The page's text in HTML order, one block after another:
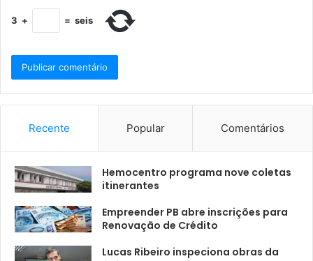
3 + = seis
Recente Popular Comentários
Hemocentro programa nove coletas
itinerantes
Empreender PB abre inscrições para
Renovação de Crédito
Lucas Ribeiro inspeciona obras da